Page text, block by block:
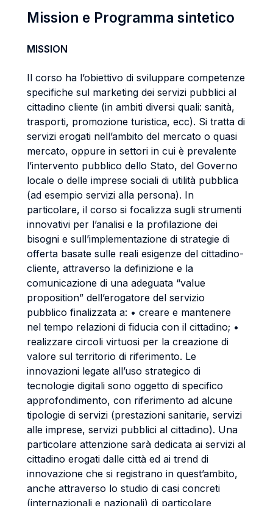
Mission e Programma sintetico
MISSION
Il corso ha l’obiettivo di sviluppare competenze
specifiche sul marketing dei servizi pubblici al
cittadino cliente (in ambiti diversi quali: sanità,
trasporti, promozione turistica, ecc). Si tratta di
servizi erogati nell’ambito del mercato o quasi
mercato, oppure in settori in cui è prevalente
l’intervento pubblico dello Stato, del Governo
locale o delle imprese sociali di utilità pubblica
(ad esempio servizi alla persona). In
particolare, il corso si focalizza sugli strumenti
innovativi per l’analisi e la profilazione dei
bisogni e sull’implementazione di strategie di
offerta basate sulle reali esigenze del cittadino-
cliente, attraverso la definizione e la
comunicazione di una adeguata “value
proposition” dell’erogatore del servizio
pubblico finalizzata a: • creare e mantenere
nel tempo relazioni di fiducia con il cittadino; •
realizzare circoli virtuosi per la creazione di
valore sul territorio di riferimento. Le
innovazioni legate all’uso strategico di
tecnologie digitali sono oggetto di specifico
approfondimento, con riferimento ad alcune
tipologie di servizi (prestazioni sanitarie, servizi
alle imprese, servizi pubblici al cittadino). Una
particolare attenzione sarà dedicata ai servizi al
cittadino erogati dalle città ed ai trend di
innovazione che si registrano in quest’ambito,
anche attraverso lo studio di casi concreti
(internazionali e nazionali) di particolare